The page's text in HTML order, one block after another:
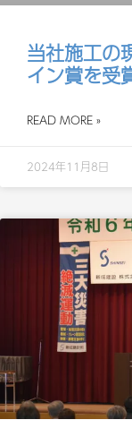
当社施工の
イン賞を受
READ MORE »
2024年11月8日